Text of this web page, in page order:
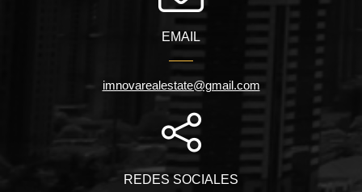
EMAIL
imnovarealestate@gmail.com
REDES SOCIALES